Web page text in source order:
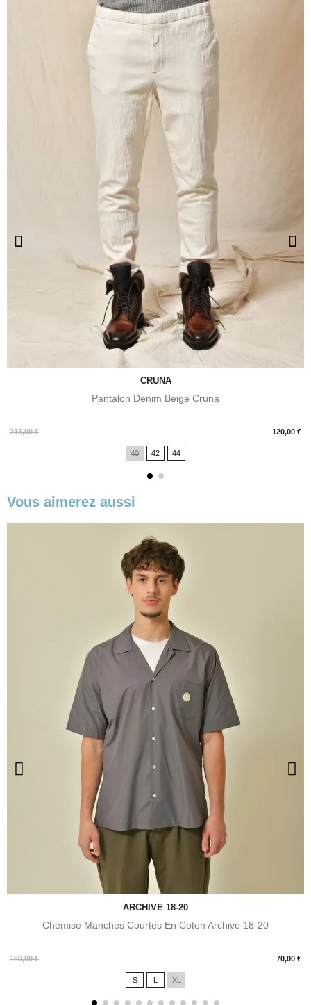
CRUNA
Pantalon Denim Beige Cruna
215,00 € 120,00 €
Prix
40 42 44
Vous aimerez aussi
ARCHIVE 18-20
Chemise Manches Courtes En Coton Archive 18-20
180,00 € 70,00 €
Prix
S L XL